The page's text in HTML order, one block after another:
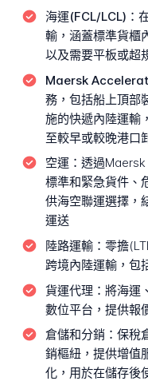
海運(FCL/LCL)：
輸，涵蓋標準貨櫃
以及需要平板或超
Maersk
務，包括船上頂部
施的快遞內陸運輸
至較早或較晚港口
空運： 透過
標準和緊急貨件、
供海空聯運選擇，
運送
陸路運輸： 零擔
跨境內陸運輸，包
貨運代理： 將海運
數位平台，提供報
倉儲和分銷： 保稅
銷樞紐，提供增值
化，用於在儲存後